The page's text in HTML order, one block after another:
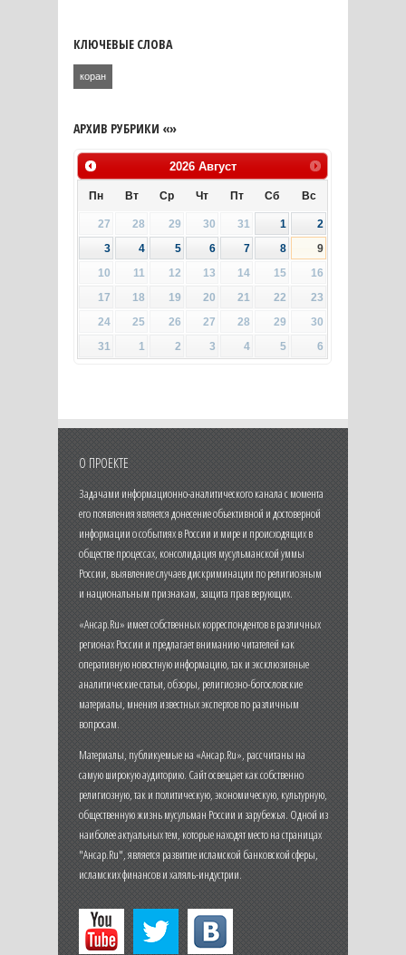
КЛЮЧЕВЫЕ СЛОВА
коран
АРХИВ РУБРИКИ «»
2026 Август
Пн Вт Ср Чт Пт Сб Вс
27 28 29 30 31 1
2
3
4 5 6 7 8
9
10
11 12 13 14 15
16
17
18 19 20 21 22
23
24
25 26 27 28 29
30
31
1 2 3 4 5 6
О ПРОЕКТЕ
Задачами информационно-аналитического канала с момента
его появления является донесение объективной и достоверной
информации о событиях в России и мире и происходящих в
обществе процессах, консолидация мусульманской уммы
России, выявление случаев дискриминации по религиозным
и национальным признакам, защита прав верующих.
«Ансар.Ru» имеет собственных корреспондентов в различных
регионах России и предлагает вниманию читателей как
оперативную новостную информацию, так и эксклюзивные
аналитические статьи, обзоры, религиозно-богословские
материалы, мнения известных экспертов по различным
вопросам.
Материалы, публикуемые на «Ансар.Ru», рассчитаны на
самую широкую аудиторию. Сайт освещает как собственно
религиозную, так и политическую, экономическую, культурную,
общественную жизнь мусульман России и зарубежья. Одной из
наиболее актуальных тем, которые находят место на страницах
"Ансар.Ru", является развитие исламской банковской сферы,
исламских финансов и халяль-индустрии.